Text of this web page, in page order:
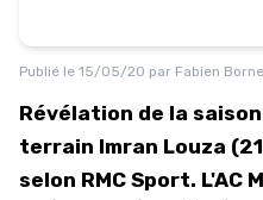
Publié le 15/05/20 par Fabien Borne
Révélation de la
terrain Imran Louza
selon RMC Sport. L'AC